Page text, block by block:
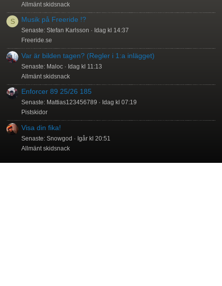
Allmänt skidsnack
S Musik på Freeride !?
Senaste: Stefan Karlsson
Idag kl 14:37
Freeride.se
Var är bilden tagen? (Regler i 1:a inlägget)
Senaste: Maloc
Idag kl 11:13
Allmänt skidsnack
Enforcer 89 25/26 185
Senaste: Mattias123456789
Idag kl 07:19
Pistskidor
Visa din fika!
Senaste: Snowgod
Igår kl 20:51
Allmänt skidsnack